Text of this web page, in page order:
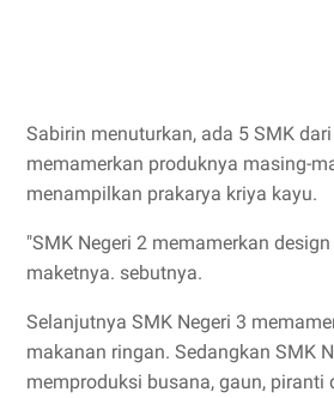
Sabirin menuturkan, ada 5 SMK
memamerkan produknya masing-
menampilkan prakarya kriya kayu.
"SMK Negeri 2 memamerkan
maketnya. sebutnya.
Selanjutnya SMK Negeri 3
makanan ringan. Sedangkan SMK
memproduksi busana, gaun, piranti